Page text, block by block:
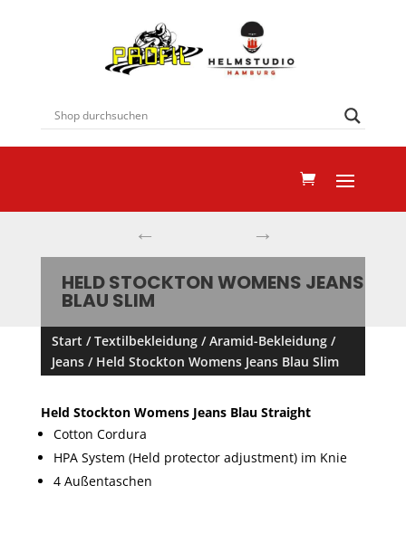
← →
HELD STOCKTON WOMENS JEANS
BLAU SLIM
Start /Textilbekleidung/Aramid-Bekleidung/
Jeans/ Held Stockton Womens Jeans Blau Slim
Held Stockton Womens Jeans Blau Straight
Cotton Cordura
HPA System (Held protector adjustment) im Knie
4 Außentaschen